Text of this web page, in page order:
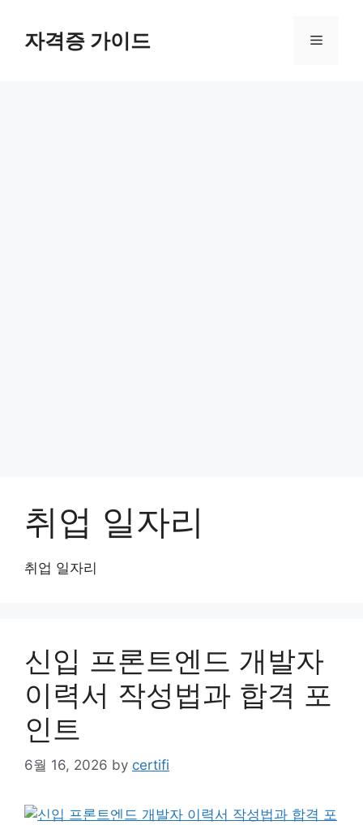
content자격증 가이드 Menu
취업 일자리
취업 일자리
신입 프론트엔드 개발자
이력서 작성법과 합격 포
인트
6월 16, 2026 by certifi